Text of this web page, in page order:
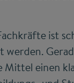
ist
Mittel einen